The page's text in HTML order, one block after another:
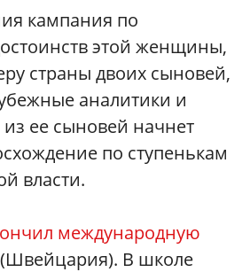
кампания по
этой женщины,
страны двоих сыновей,
аналитики и
ее сыновей начнет
по ступенькам
власти.
международную
(Швейцария). В школе